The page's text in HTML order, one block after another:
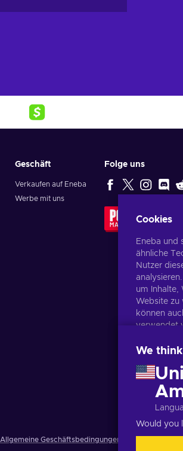
Geschäft
Verkaufen auf Eneba
Werbe mit uns
Folge uns
DER
Allgemeine Geschäftsbedingungen
Cookies
Eneba und
ähnliche
Nutzer
um Inhalte,
Website zu
können
verwendet
du der
klickst.
Für
deine
Sicherheit
We
Would you